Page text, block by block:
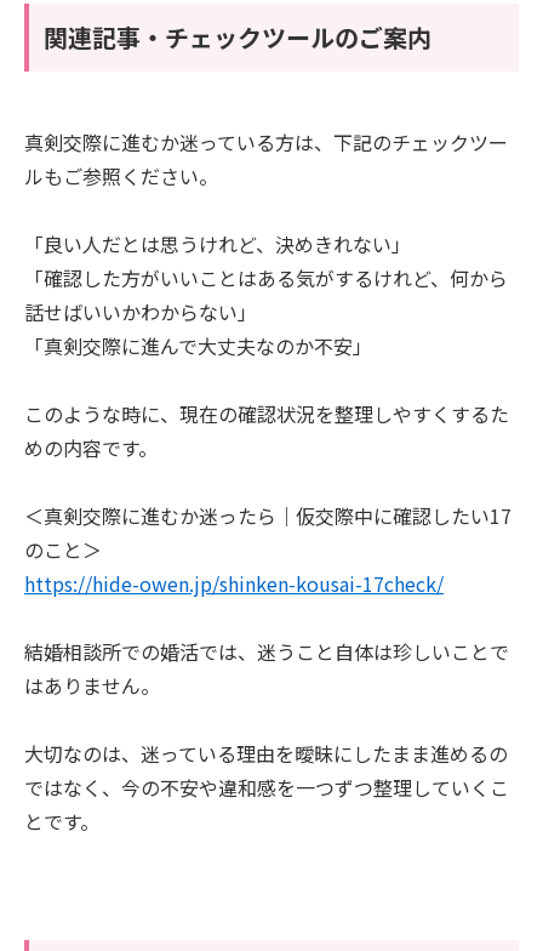
関連記事・チェックツールのご案内
真剣交際に進むか迷っている方は、下記のチェックツー
ルもご参照ください。
「良い人だとは思うけれど、決めきれない」
「確認した方がいいことはある気がするけれど、何から
話せばいいかわからない」
「真剣交際に進んで大丈夫なのか不安」
このような時に、現在の確認状況を整理しやすくするた
めの内容です。
＜真剣交際に進むか迷ったら｜仮交際中に確認したい17
のこと＞
https://hide-owen.jp/shinken-kousai-17check/
結婚相談所での婚活では、迷うこと自体は珍しいことで
はありません。
大切なのは、迷っている理由を曖昧にしたまま進めるの
ではなく、今の不安や違和感を一つずつ整理していくこ
とです。